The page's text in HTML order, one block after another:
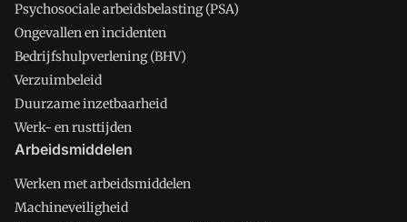
Psychosociale arbeidsbelasting (PSA)
Ongevallen en incidenten
Bedrijfshulpverlening (BHV)
Verzuimbeleid
Duurzame inzetbaarheid
Werk- en rusttijden
Arbeidsmiddelen
Werken met arbeidsmiddelen
Machineveiligheid